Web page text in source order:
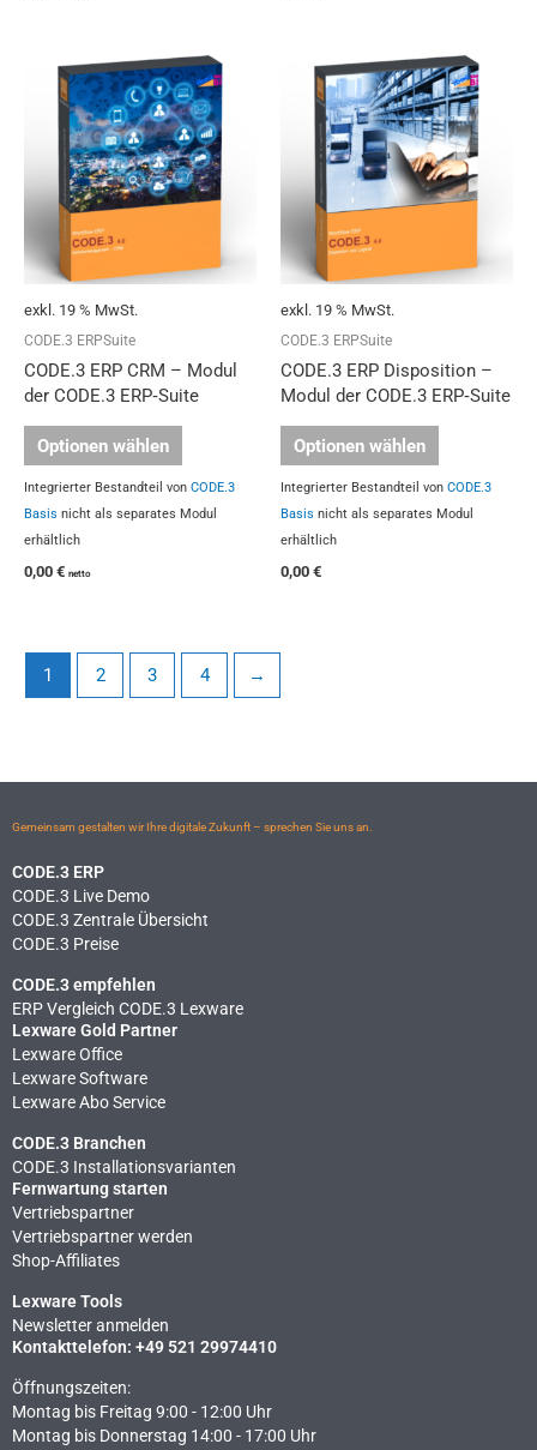
exkl. 19 % MwSt.
CODE.3 ERPSuite
CODE.3 ERP CRM – Modul
der CODE.3 ERP‑Suite
Optionen wählen
Integrierter Bestandteil von CODE.3
Basis nicht als separates Modul
erhältlich
0,00 € netto
exkl. 19 % MwSt.
CODE.3 ERPSuite
CODE.3 ERP Disposition –
Modul der CODE.3 ERP‑Suite
Optionen wählen
Integrierter Bestandteil von CODE.3
Basis nicht als separates Modul
erhältlich
0,00 €
1 2 3 4 →
Gemeinsam gestalten wir Ihre digitale Zukunft – sprechen Sie uns an.
CODE.3 ERP
CODE.3 Live Demo
CODE.3 Zentrale Übersicht
CODE.3 Preise
CODE.3 empfehlen
ERP Vergleich CODE.3 Lexware
Lexware Gold Partner
Lexware Office
Lexware Software
Lexware Abo Service
CODE.3 Branchen
CODE.3 Installationsvarianten
Fernwartung starten
Vertriebspartner
Vertriebspartner werden
Shop-Affiliates
Lexware Tools
Newsletter anmelden
Kontakttelefon: +49 521 29974410
Öffnungszeiten:
Montag bis Freitag 9:00 - 12:00 Uhr
Montag bis Donnerstag 14:00 - 17:00 Uhr